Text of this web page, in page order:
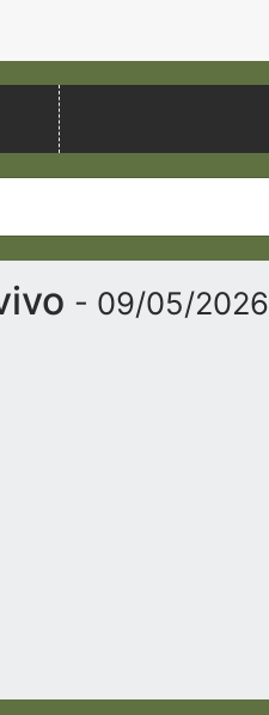
- 09/05/2026